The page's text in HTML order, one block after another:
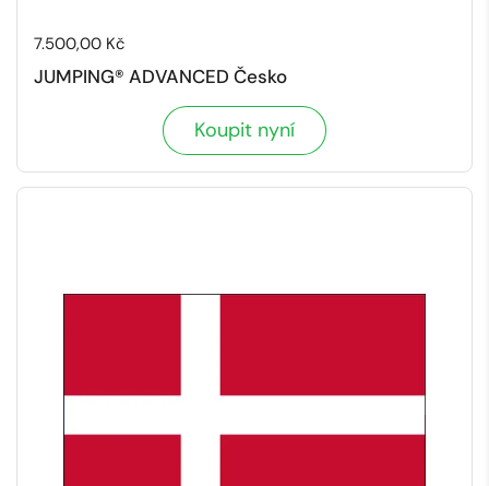
Cena:
7.500,00 Kč
JUMPING® ADVANCED Česko
Koupit nyní